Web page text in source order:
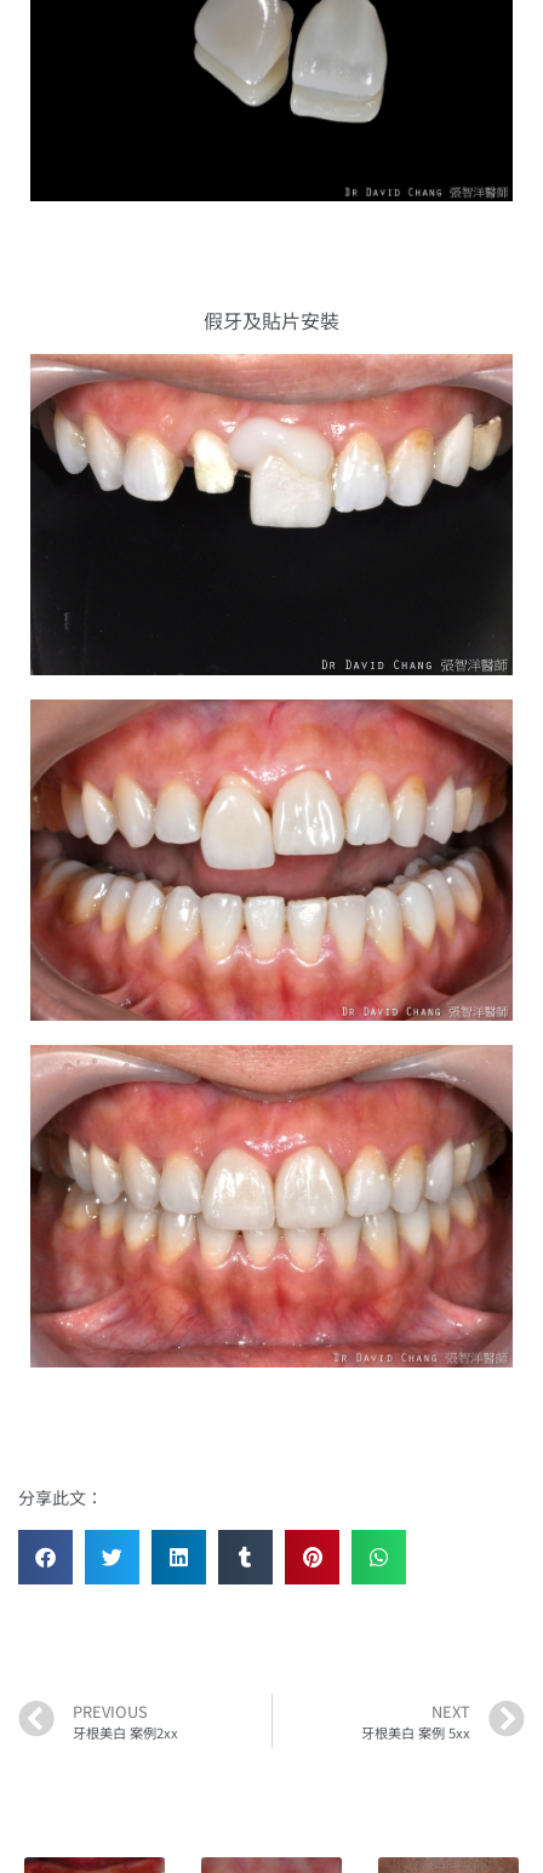
假牙及貼片安裝
分享此文：
PREVIOUS
牙根美白 案例2xx
NEXT
牙根美白 案例 5xx